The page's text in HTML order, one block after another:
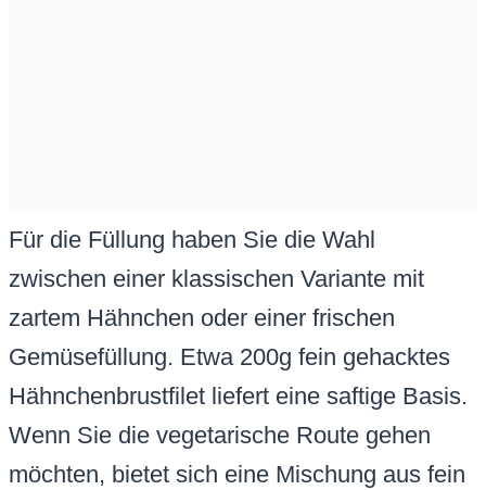
Für die Füllung haben Sie die Wahl
zwischen einer klassischen Variante mit
zartem Hähnchen oder einer frischen
Gemüsefüllung. Etwa 200g fein gehacktes
Hähnchenbrustfilet liefert eine saftige Basis.
Wenn Sie die vegetarische Route gehen
möchten, bietet sich eine Mischung aus fein